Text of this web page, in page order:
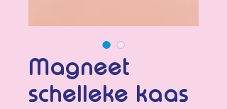
Magneet
schelleke kaas